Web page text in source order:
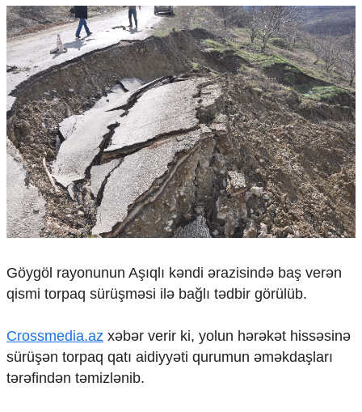
Avropa
Amerika
Asiya
Afrika
Çarpaz baxış
Təhlil
Siyasi
Geosiyasi
İqtisadi
Sosioloji
Araşdırma
Multimedia
Foto
Video
İnfoqrafika
Humanitar
Elm və təhsil
Göygöl rayonunun Aşıqlı kəndi ərazisində baş verən
qismi torpaq sürüşməsi ilə bağlı tədbir görülüb.
Crossmedia.az xəbər verir ki, yolun hərəkət hissəsinə
sürüşən torpaq qatı aidiyyəti qurumun əməkdaşları
tərəfindən təmizlənib.